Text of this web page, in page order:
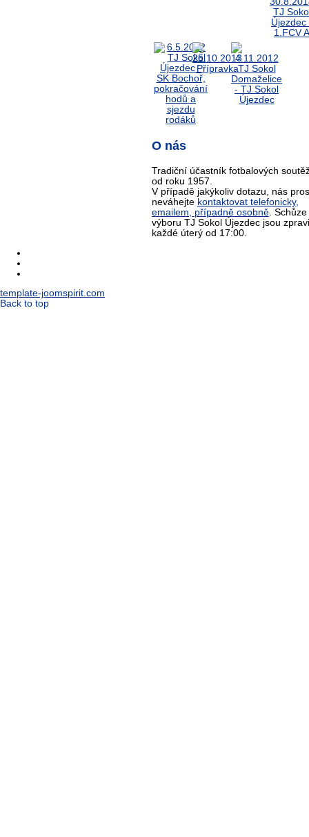
O nás
Tradiční účastník fotbalových
od roku 1957.
V případě jakýkoliv dotazu, nás
neváhejte kontaktovat telefonicky,
emailem, případně osobně. Schůze
výboru TJ Sokol Újezdec jsou
každé úterý od 17:00.
template-joomspirit.com
Back to top